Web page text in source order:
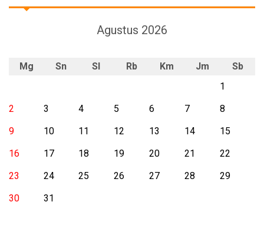
Agustus 2026
Mg Sn Sl Rb Km Jm
Sb
1
2
3 4 5 6 7
8
9
10 11 12 13 14
15
16
17 18 19 20 21
22
23
24 25 26 27 28
29
30
31